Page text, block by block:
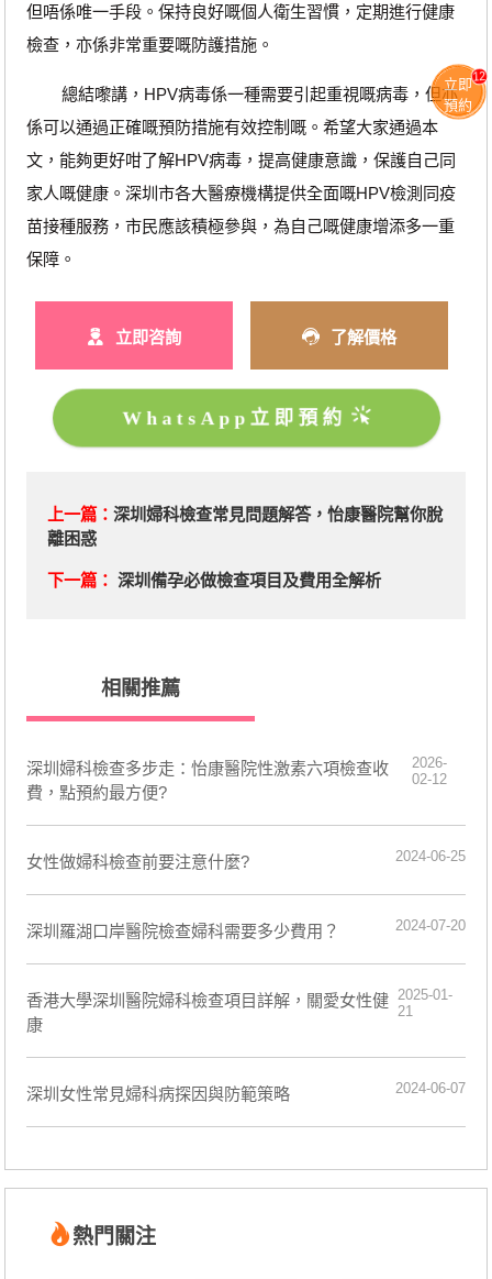
但唔係唯一手段。保持良好嘅個人衛生習慣，定期進行健康
檢查，亦係非常重要嘅防護措施。
總結嚟講，HPV病毒係一種需要引起重視嘅病毒，但亦
係可以通過正確嘅預防措施有效控制嘅。希望大家通過本
文，能夠更好咁了解HPV病毒，提高健康意識，保護自己同
家人嘅健康。深圳市各大醫療機構提供全面嘅HPV檢測同疫
苗接種服務，市民應該積極參與，為自己嘅健康增添多一重
保障。
立即咨詢 了解價格
WhatsApp立即預約
上一篇： 深圳婦科檢查常見問題解答，怡康醫院幫你脫
離困惑
下一篇： 深圳備孕必做檢查項目及費用全解析
相關推薦
深圳婦科檢查多步走：怡康醫院性激素六項檢查收
費，點預約最方便?
2026-
02-12
女性做婦科檢查前要注意什麼? 2024-06-25
深圳羅湖口岸醫院檢查婦科需要多少費用？ 2024-07-20
香港大學深圳醫院婦科檢查項目詳解，關愛女性健
康
2025-01-
21
深圳女性常見婦科病探因與防範策略 2024-06-07
熱門關注
立即
預約
12